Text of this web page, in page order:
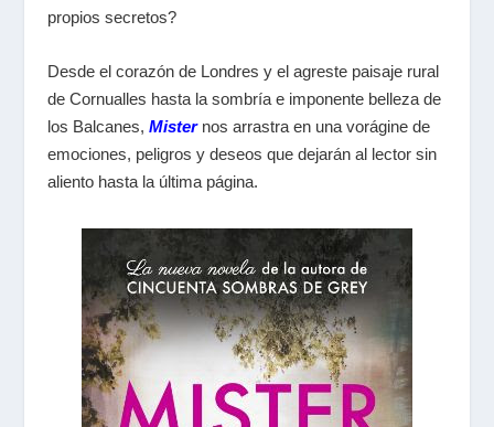
propios secretos?
Desde el corazón de Londres y el agreste paisaje rural
de Cornualles hasta la sombría e imponente belleza de
los Balcanes, Mister nos arrastra en una vorágine de
emociones, peligros y deseos que dejarán al lector sin
aliento hasta la última página.